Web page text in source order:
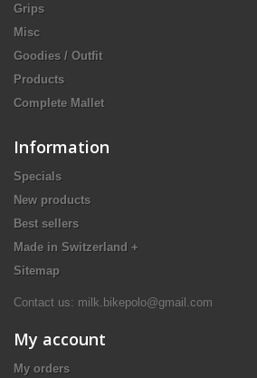
Grips
Misc
Goodies / Outfit
Products
Complete Mallet
Information
Specials
New products
Best sellers
Made in Switzerland +
Sitemap
Contact us: milk.bikepolo@gmail.com
My account
My orders